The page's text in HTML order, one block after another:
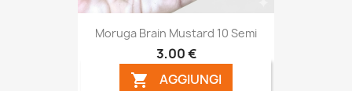
Moruga Brain Mustard 10 Semi
3,00 €
 AGGIUNGI